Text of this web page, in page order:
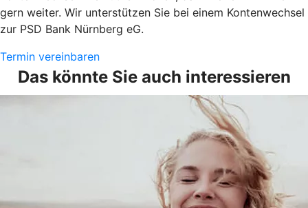
gern weiter. Wir unterstützen Sie bei einem Kontenwechsel
zur PSD Bank Nürnberg eG.
Termin vereinbaren
Das könnte Sie auch interessieren